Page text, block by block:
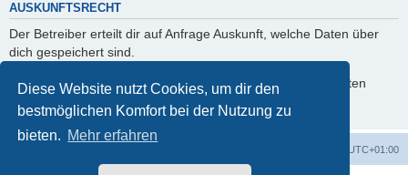
Diese Website nutzt Cookies, um dir den
bestmöglichen Komfort bei der Nutzung zu
bieten. Mehr erfahren
AUSKUNFTSRECHT
Der Betreiber erteilt dir auf Anfrage Auskunft, welche Daten über
dich gespeichert sind.
Du kannst jederzeit die Löschung bzw. Sperrung deiner Daten
verlangen. Kontaktiere hierzu bitte den Betreiber.
UTC+01:00